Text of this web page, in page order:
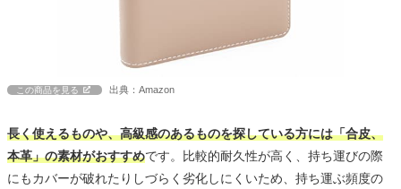
この商品を見る 出典：Amazon
長く使えるものや、高級感のあるものを探している方には「合皮、
本革」の素材がおすすめです。比較的耐久性が高く、持ち運びの際
にもカバーが破れたりしづらく劣化しにくいため、持ち運ぶ頻度の